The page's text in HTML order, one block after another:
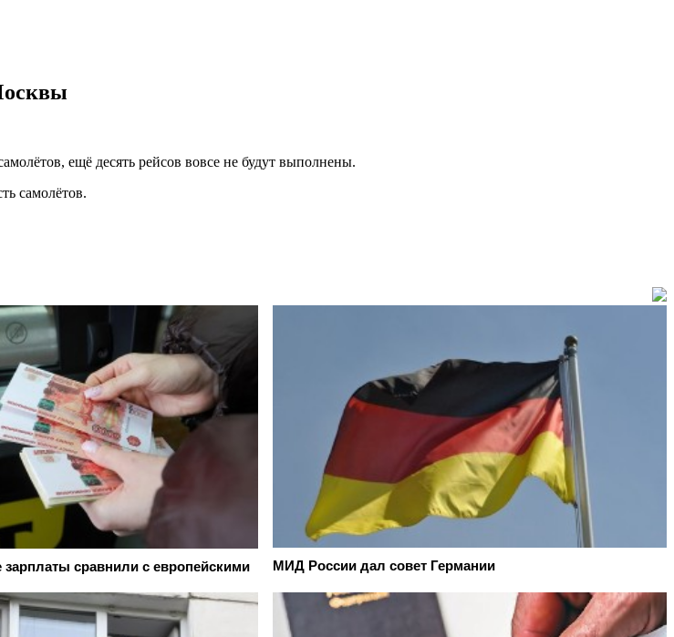
ещё десять рейсов вовсе не будут выполнены.
самолётов.
зарплаты сравнили с европейскими МИД России дал совет Германии